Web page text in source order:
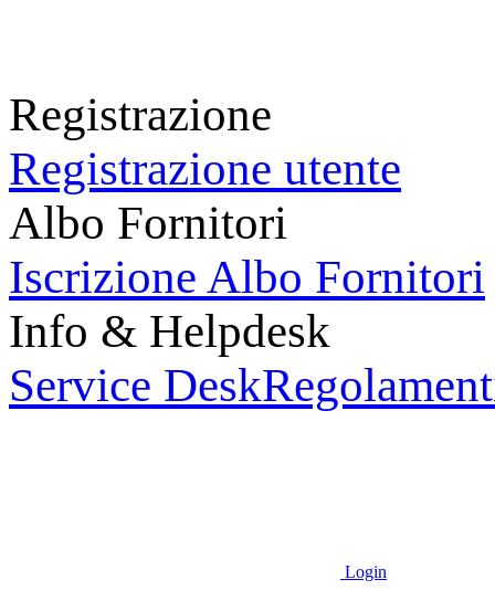
Registrazione
Registrazione utente
Albo Fornitori
Iscrizione Albo Fornitori
Info & Helpdesk
Service Desk
Login